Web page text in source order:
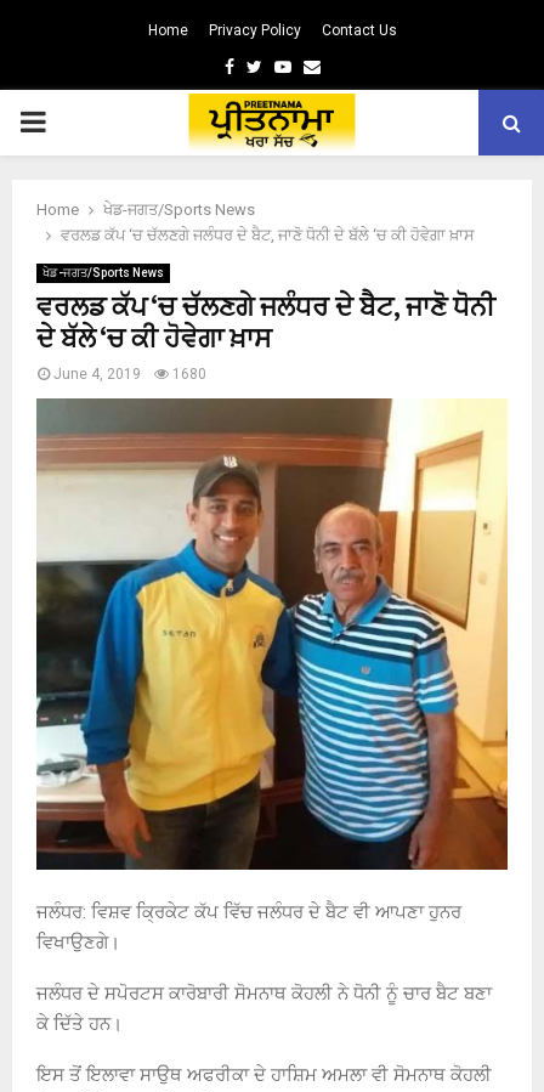
Home Privacy Policy Contact Us
Facebook
TwitterYoutube
Email
PRIMARY
Home
ਖੇਡ-ਜਗਤ/Sports News
ਵਰਲਡ ਕੱਪ ‘ਚ ਚੱਲਣਗੇ ਜਲੰਧਰ ਦੇ ਬੈਟ, ਜਾਣੋ ਧੋਨੀ ਦੇ ਬੱਲੇ ‘ਚ ਕੀ ਹੋਵੇਗਾ ਖ਼ਾਸ
ਖੇਡ-ਜਗਤ/Sports News
ਵਰਲਡ ਕੱਪ ‘ਚ ਚੱਲਣਗੇ ਜਲੰਧਰ ਦੇ ਬੈਟ, ਜਾਣੋ ਧੋਨੀ
ਦੇ ਬੱਲੇ ‘ਚ ਕੀ ਹੋਵੇਗਾ ਖ਼ਾਸ
June 4, 2019 1680
ਜਲੰਧਰ: ਵਿਸ਼ਵ ਕ੍ਰਿਕੇਟ ਕੱਪ ਵਿੱਚ ਜਲੰਧਰ ਦੇ ਬੈਟ ਵੀ ਆਪਣਾ ਹੁਨਰ
ਵਿਖਾਉਣਗੇ।
ਜਲੰਧਰ ਦੇ ਸਪੋਰਟਸ ਕਾਰੋਬਾਰੀ ਸੋਮਨਾਥ ਕੋਹਲੀ ਨੇ ਧੋਨੀ ਨੂੰ ਚਾਰ ਬੈਟ ਬਣਾ
ਕੇ ਦਿੱਤੇ ਹਨ।
ਇਸ ਤੋਂ ਇਲਾਵਾ ਸਾਉਥ ਅਫਰੀਕਾ ਦੇ ਹਾਸ਼ਿਮ ਅਮਲਾ ਵੀ ਸੋਮਨਾਥ ਕੋਹਲੀ